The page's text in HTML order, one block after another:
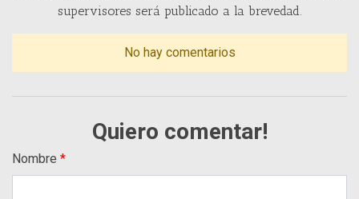
supervisores será publicado a la brevedad.
No hay comentarios
Quiero comentar!
Nombre